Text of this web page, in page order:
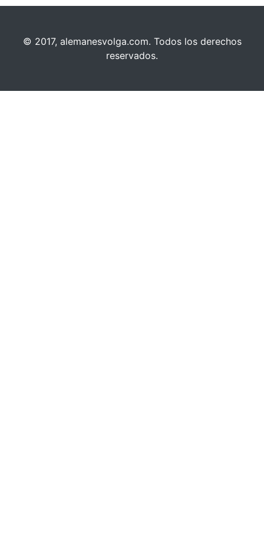
© 2017, alemanesvolga.com. Todos los derechos
reservados.